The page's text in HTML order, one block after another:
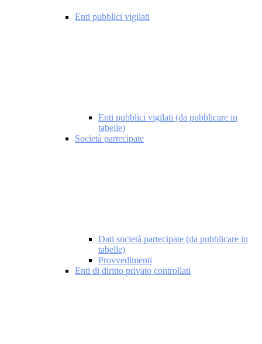
Enti pubblici vigilati
Enti pubblici vigilati (da pubblicare in
tabelle)
Società partecipate
Dati società partecipate (da pubblicare in
tabelle)
Provvedimenti
Enti di diritto privato controllati